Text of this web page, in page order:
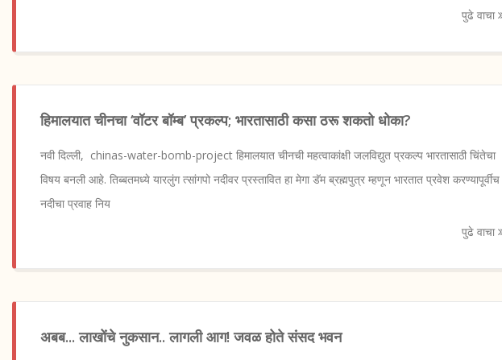
पुढे वाचा
हिमालयात चीनचा ‘वॉटर बॉम्ब’ प्रकल्प; भारतासाठी कसा ठरू शकतो धोका?
नवी दिल्ली, chinas-water-bomb-project हिमालयात चीनची महत्वाकांक्षी जलविद्युत प्रकल्प भारतासाठी चिंतेचा
विषय बनली आहे. तिब्बतमध्ये यारलुंग त्सांगपो नदीवर प्रस्तावित हा मेगा डॅम ब्रह्मपुत्र म्हणून भारतात प्रवेश करण्यापूर्वीच
नदीचा प्रवाह निय
पुढे वाचा
अबब... लाखोंचे नुकसान.. लागली आग! जवळ होते संसद भवन